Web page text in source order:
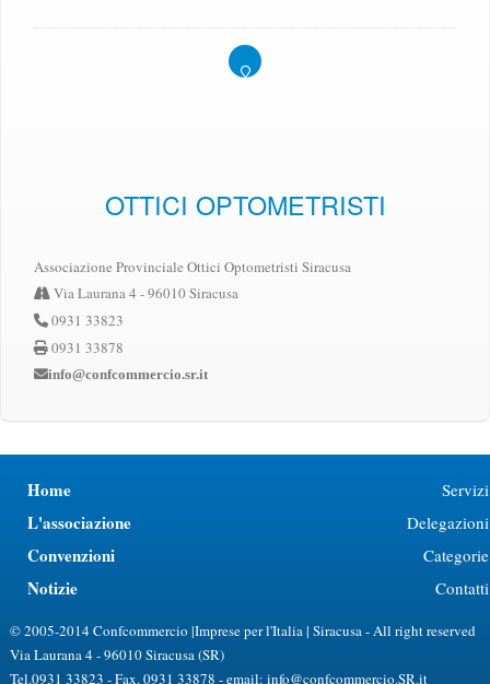
OTTICI OPTOMETRISTI
Associazione Provinciale Ottici Optometristi Siracusa
Via Laurana 4 - 96010 Siracusa
0931 33823
0931 33878
info@confcommercio.sr.it
Home
L'associazione
Convenzioni
Notizie
Servizi
Delegazioni
Categorie
Contatti
© 2005-2014 Confcommercio |Imprese per l'Italia | Siracusa - All right reserved
Via Laurana 4 - 96010 Siracusa (SR)
Tel.0931 33823 - Fax. 0931 33878 - email: info@confcommercio.SR.it